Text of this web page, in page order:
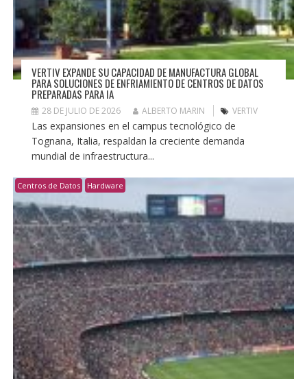
VERTIV EXPANDE SU CAPACIDAD DE MANUFACTURA GLOBAL
PARA SOLUCIONES DE ENFRIAMIENTO DE CENTROS DE DATOS
PREPARADAS PARA IA
28 DE JULIO DE 2026 ALBERTO MARIN VERTIV
Las expansiones en el campus tecnológico de
Tognana, Italia, respaldan la creciente demanda
mundial de infraestructura...
Centros de Datos Hardware